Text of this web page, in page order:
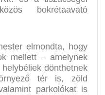
bokrétaavató
elmondta, hogy
mellett – amelynek
dönthetnek
tér is, zöld
parkolókat is